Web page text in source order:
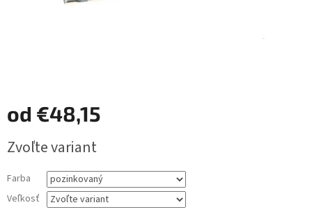
od €48,15
cena:
Zvoľte variant
Farba
Veľkosť